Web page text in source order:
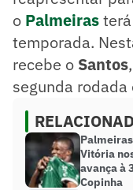
o Palmeiras
temporada.
recebe o Santos
segunda rodada
Vitória
avança à
Copinha